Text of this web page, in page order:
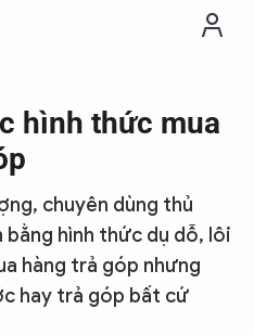
hình thức mua
chuyên dùng thủ
hình thức dụ dỗ, lôi
hàng trả góp nhưng
hay trả góp bất cứ